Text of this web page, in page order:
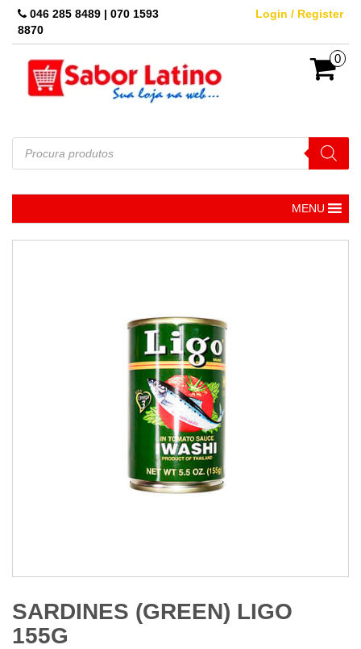
Skip
046 285 8489 | 070 1593
8870
Login / Register
0
Pesquisar
produtos
MENU
SARDINES (GREEN) LIGO
155G